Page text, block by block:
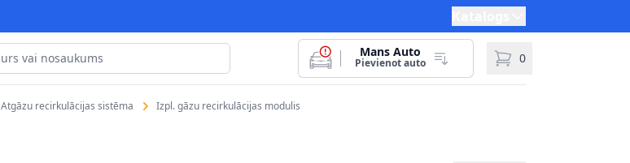
Mans Auto
Pievienot auto 0
Atgāzu recirkulācijas sistēma Izpl. gāzu recirkulācijas modulis